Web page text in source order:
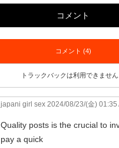
コメント
コメント (4)
トラックバックは利用できません
japani girl sex 2024/08/23/(金) 01:35
Quality posts is the crucial to
pay a quick